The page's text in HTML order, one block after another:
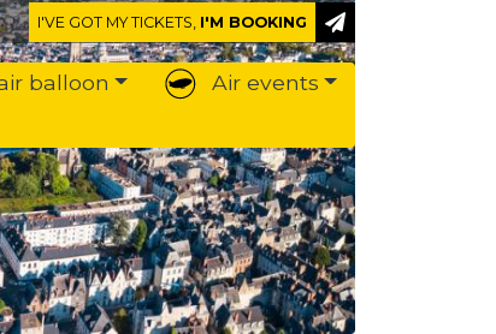
I'VE GOT MY TICKETS, I'M BOOKING
balloon
Air events